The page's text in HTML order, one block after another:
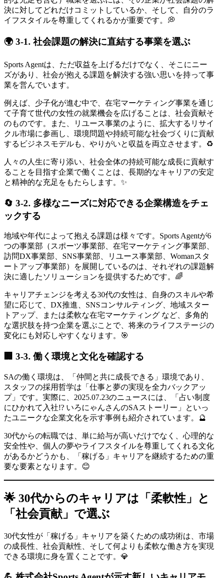
決に対してどれだけコミットしているか、そして、自分のラ
イフスタイルを尊重してくれるかが重要です。💭
🌍 3-1. 社会課題の解決に直結する事業を選ぶ
Sports Agentは、ただ収益を上げるだけでなく、そこにニー
ズがあり、社会が抱える課題を解決する強い思いを持って事
業を営んでいます。
例えば、少子化が進む中で、在宅マーケティング事業を通じ
て子育て世代の女性の就業機会を広げることは、社会貢献そ
のものです。また、リユース事業のように、拡大するリサイ
クル市場に参画し、環境問題や持続可能な社会づくりに貢献
するビジネスモデルも、やりがいと収益を両立させます。♻️
人々の人生に寄り添い、社会全体の持続可能な成長に貢献す
ることを目指す企業で働くことは、長期的なキャリアの安定
と精神的な充足をもたらします。✨
🔄 3-2. 多様なニーズに対応できる企業構造をチェ
ックする
地域や年代によって抱える課題は様々です。Sports Agentが6
つの事業部（スポーツ事業部、在宅マーケティング事業部、
訪問DX事業部、SNS事業部、リユース事業部、Womanスタ
ートアップ事業部）を展開しているのは、それぞれの課題解
決に適したソリューションを提供するためです。🌈
キャリアチェンジを考える30代の女性は、自身のスキルや希
望に応じて、DX推進、SNSコンサルティング、地域スター
トアップ、または柔軟な在宅マーケティング など、多角的
な選択肢を持つ企業を選ぶことで、将来のライフステージの
変化にも対応しやすくなります。🎯
🏢 3-3. 働く環境と文化を確認する
SAの働く環境は、「仲間と共に成長できる」環境であり、
スタッフの採用哲学は「仕事と夢の実現を全力バックアッ
プ」です。実際に、2025.07.23のニュースには、「占い制度
にひかれて入社!? いろにゃんさんのSAストーリー」といっ
たユニークな企業文化を示す事例も紹介されています。🔮
30代からの転職では、単に給与が高いだけでなく、心理的な
安全性や、個人の夢やライフスタイルを尊重してくれる文化
があるかどうかも、「稼げる」キャリアを継続するための重
要な要素となります。😊
🌟 30代からのキャリアは「柔軟性」と
「社会貢献」で選ぶ
30代女性が「稼げる」キャリアを築くための成功術は、市場
の成長性、社会貢献性、そして何よりも柔軟な働き方を実現
できる環境に身を置くことです。💎